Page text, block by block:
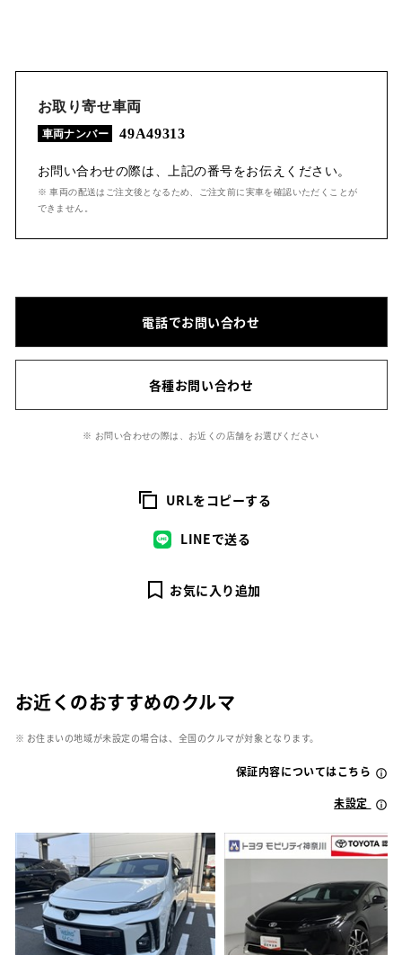
お取り寄せ車両
車両ナンバー 49A49313
お問い合わせの際は、上記の番号をお伝えください。
※ 車両の配送はご注文後となるため、ご注文前に実車を確認いただくことが
できません。
電話でお問い合わせ
各種お問い合わせ
※ お問い合わせの際は、お近くの店舗をお選びください
URLをコピーする
LINEで送る
お気に入り追加
お近くのおすすめのクルマ
※ お住まいの地域が未設定の場合は、全国のクルマが対象となります。
保証内容についてはこちら
未設定